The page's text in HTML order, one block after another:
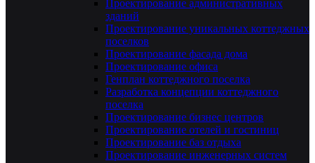
Проектирование административных
зданий
Проектирование уникальных коттеджных
поселков
Проектирование фасада дома
Проектирование офиса
Генплан коттеджного поселка
Разработка концепции коттеджного
поселка
Проектирование бизнес центров
Проектирование отелей и гостиниц
Проектирование баз отдыха
Проектирование инженерных систем